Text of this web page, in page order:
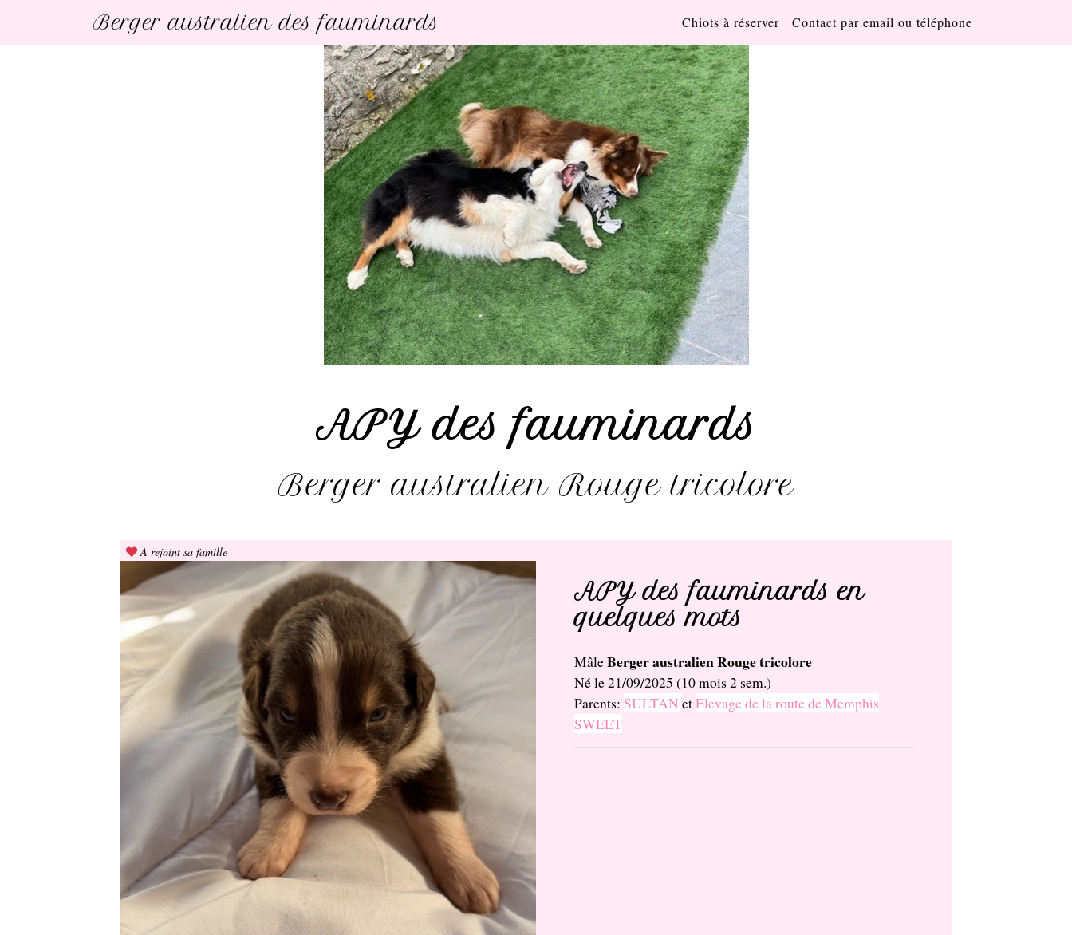
Berger australien des fauminards Chiots à réserver Contact par email ou téléphone
APY des fauminards
Berger australien Rouge tricolore
A rejoint sa famille
APY des fauminards en
quelques mots
MâleBerger australien Rouge tricolore
Né le 21/09/2025 (10 mois 2 sem.)
Parents: SULTAN etElevage de la route de Memphis
SWEET